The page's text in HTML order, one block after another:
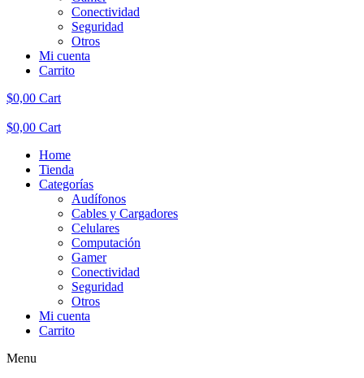
Conectividad
Seguridad
Otros
Mi cuenta
Carrito
$0,00 Cart
$0,00 Cart
Home
Tienda
Categorías
Audífonos
Cables y Cargadores
Celulares
Computación
Gamer
Conectividad
Seguridad
Otros
Mi cuenta
Carrito
Menu